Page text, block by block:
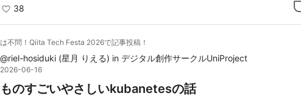
38
不問！Qiita Tech Festa 2026で記事投稿！
@riel-hosiduki (星月 りえる) in デジタル創作サークルUniProject
2026-06-16
ものすごいやさしいkubanetesの話